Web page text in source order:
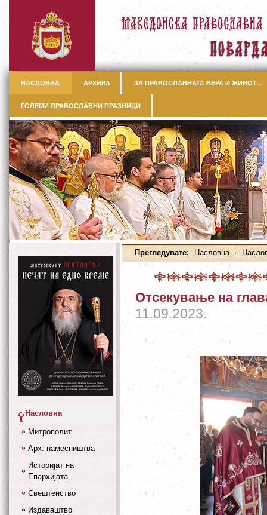
НАСЛОВНА АРХИВА ЗА ПРАВОСЛАВНАТА ВЕРА И ЖИВОТ...
ГОЛЕМИ ПРАВОСЛАВНИ ПРАЗНИЦИ
Прегледувате: Насловна
Отсекување на
11.09.2023.
Насловна
Митрополит
Арх. намесништва
Историјат на
Епархијата
Свештенство
Издаваштво